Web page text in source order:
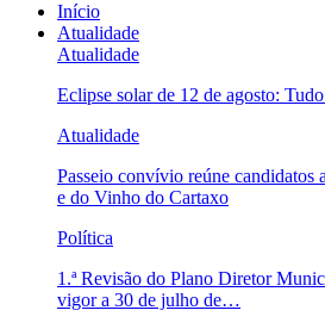
Início
Atualidade
Atualidade
Eclipse solar de 12 de agosto:
Atualidade
Passeio convívio reúne candidatos
e do Vinho do Cartaxo
Política
1.ª Revisão do Plano Diretor
vigor a 30 de julho de…